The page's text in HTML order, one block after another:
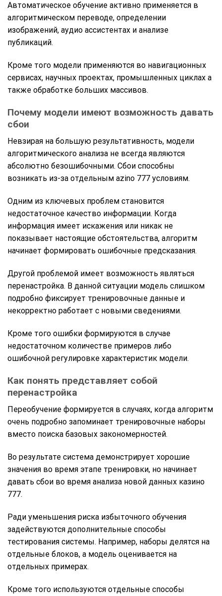
Автоматическое обучение активно применяется в
алгоритмическом переводе, определении
изображений, аудио ассистентах и анализе
публикаций.
Кроме того модели применяются во навигационных
сервисах, научных проектах, промышленных циклах а
также обработке больших массивов.
Почему модели имеют возможность давать
сбои
Невзирая на большую результативность, модели
алгоритмического анализа не всегда являются
абсолютно безошибочными. Сбои способны
возникать из-за отдельным azino 777 условиям.
Одним из ключевых проблем становится
недостаточное качество информации. Когда
информация имеет искажения или никак не
показывает настоящие обстоятельства, алгоритм
начинает формировать ошибочные предсказания.
Другой проблемой имеет возможность являться
перенастройка. В данной ситуации модель слишком
подробно фиксирует тренировочные данные и
некорректно работает с новыми сведениями.
Кроме того ошибки формируются в случае
недостаточном количестве примеров либо
ошибочной регулировке характеристик модели.
Как понять представляет собой
перенастройка
Переобучение формируется в случаях, когда алгоритм
очень подробно запоминает тренировочные наборы
вместо поиска базовых закономерностей.
Во результате система демонстрирует хорошие
значения во время этапе тренировки, но начинает
давать сбои во время анализа новой данных казино
777.
Ради уменьшения риска избыточного обучения
задействуются дополнительные способы
тестирования системы. Например, наборы делятся на
отдельные блоков, а модель оценивается на
отдельных примерах.
Кроме того используются отдельные способы